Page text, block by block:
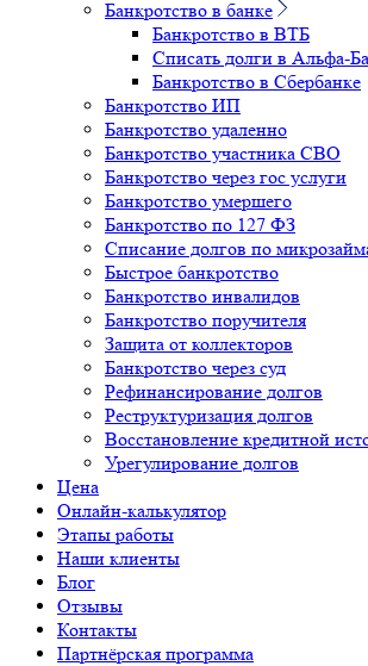
Банкротство в банке
Банкротство в ВТБ
Списать долги в Альфа-
Банкротство в Cбербанке
Банкротство ИП
Банкротство удаленно
Банкротство участника СВО
Банкротство через гос услуги
Банкротство умершего
Банкротство по 127 ФЗ
Списание долгов по
Быстрое банкротство
Банкротство инвалидов
Банкротство поручителя
Защита от коллекторов
Банкротство через суд
Рефинансирование долгов
Реструктуризация долгов
Восстановление кредитной
Урегулирование долгов
Цена
Онлайн-калькулятор
Этапы работы
Наши клиенты
Блог
Отзывы
Контакты
Партнёрская программа